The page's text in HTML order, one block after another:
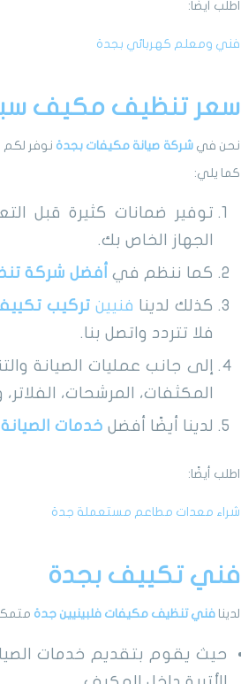
اطلب أيضًا:
فني ومعلم كهربائي بجدة
سعر تنظيف مكيف
نحن فيشركة صيانة مكيفات بجدة نوفر
كما يلي:
توفير ضمانات كثيرة قبل
الجهاز الخاص بك.
كما ننظم في أفضل شركة
كذلك لدينا فنيين تركيب
فلا تتردد واتصل بنا.
إلى جانب عمليات الصيانة
المكثفات، المرشحات، الفلاتر،
لدينا أيضًا أفضل خدمات الصيانة
اطلب أيضًا:
شراء معدات مطاعم مستعملة جدة
فني تكييف بجدة
لدينا فني تنظيف مكيفات فلبينيين جدة
حيث يقوم بتقديم خدمات